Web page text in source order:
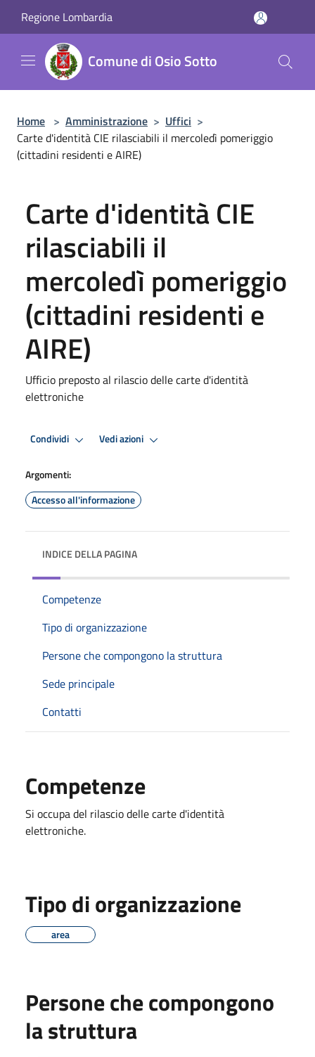
Regione Lombardia
Comune di Osio Sotto
Home > Amministrazione > Uffici >
Carte d'identità CIE rilasciabili il mercoledì pomeriggio
(cittadini residenti e AIRE)
Carte d'identità CIE
rilasciabili il
mercoledì pomeriggio
(cittadini residenti e
AIRE)
Ufficio preposto al rilascio delle carte d'identità
elettroniche
Condividi Vedi azioni
Argomenti:
Accesso all'informazione
INDICE DELLA PAGINA
Competenze
Tipo di organizzazione
Persone che compongono la struttura
Sede principale
Contatti
Competenze
Si occupa del rilascio delle carte d'identità
elettroniche.
Tipo di organizzazione
area
Persone che compongono
la struttura